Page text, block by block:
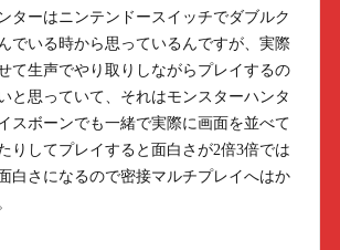
ターはニンテンドースイッチでダブルク
でいる時から思っているんですが、実際
て生声でやり取りしながらプレイするの
と思っていて、それはモンスターハンタ
スボーンでも一緒で実際に画面を並べて
りしてプレイすると面白さが2倍3倍では
白さになるので密接マルチプレイへはか